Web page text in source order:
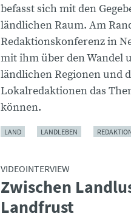
befasst sich mit den
ländlichen Raum. Am
Redaktionskonferenz in
mit ihm über den Wandel
ländlichen Regionen und
Lokalredaktionen das
können.
LAND LANDLEBEN
VIDEOINTERVIEW
Zwischen
Landfrust